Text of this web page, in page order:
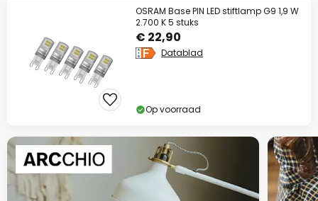
OSRAM Base PIN LED stiftlamp G9 1,9 W
2.700 K 5 stuks
€ 22,90
Datablad
Op voorraad